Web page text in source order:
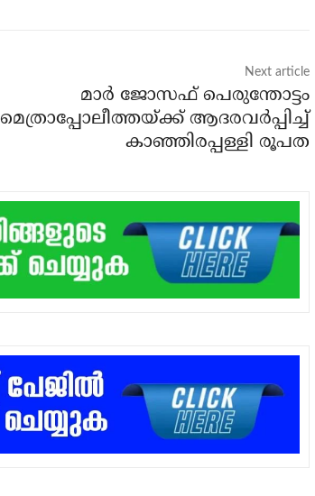
Next article
മാർ ജോസഫ് പെരുന്തോട്ടം
മെത്രാപ്പോലീത്തയ്ക്ക് ആദരവർപ്പിച്ച്
കാഞ്ഞിരപ്പള്ളി രൂപത